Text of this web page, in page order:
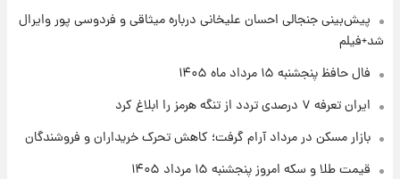
ارزش سهام عدالت برای امروز چهارشنبه ۱۴ مرداد
پیش‌بینی جنجالی احسان علیخانی درباره میثاقی و فردوسی پور وایرال
شد+فیلم
فال حافظ پنجشنبه ۱۵ مرداد ماه ۱۴۰۵
ایران تعرفه ۷ درصدی تردد از تنگه هرمز را ابلاغ کرد
بازار مسکن در مرداد آرام گرفت؛ کاهش تحرک خریداران و فروشندگان
قیمت طلا و سکه امروز پنجشنبه ۱۵ مرداد ۱۴۰۵